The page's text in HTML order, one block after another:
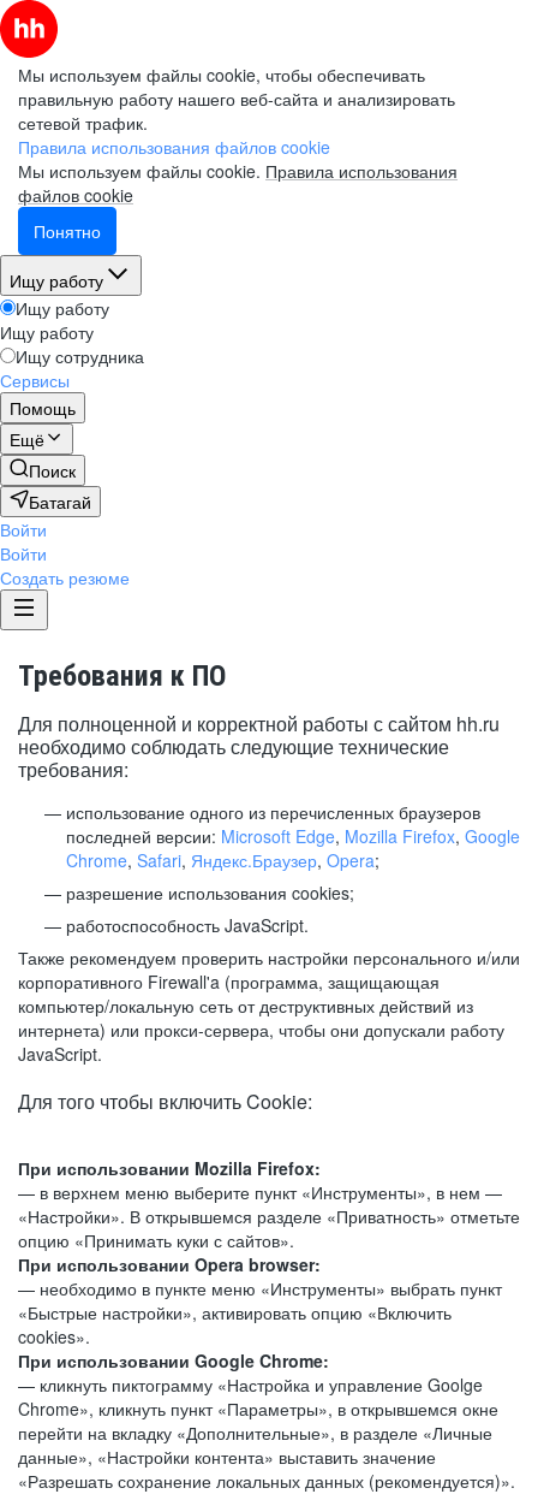
Мы используем файлы cookie, чтобы обеспечивать
правильную работу нашего веб-сайта и анализировать
сетевой трафик.
Правила использования файлов cookie
Мы используем файлы cookie. Правила использования
файлов cookie
Понятно
Ищу работу
Ищу работу
Ищу работу
Ищу сотрудника
Сервисы
Помощь
Ещё
Поиск
Батагай
Войти
Войти
Создать резюме
Требования к ПО
Для полноценной и корректной работы с сайтом hh.ru
необходимо соблюдать следующие технические
требования:
использование одного из перечисленных браузеров
последней версии: Microsoft Edge, Mozilla Firefox, Google
Chrome, Safari, Яндекс.Браузер, Opera;
разрешение использования cookies;
работоспособность JavaScript.
Также рекомендуем проверить настройки персонального и/или
корпоративного Firewall'a (программа, защищающая
компьютер/локальную сеть от деструктивных действий из
интернета) или прокси-сервера, чтобы они допускали работу
JavaScript.
Для того чтобы включить Cookie:
При использовании Mozilla Firefox:
— в верхнем меню выберите пункт «Инструменты», в нем —
«Настройки». В открывшемся разделе «Приватность» отметьте
опцию «Принимать куки с сайтов».
При использовании Opera browser:
— необходимо в пункте меню «Инструменты» выбрать пункт
«Быстрые настройки», активировать опцию «Включить
cookies».
При использовании Google Chrome:
— кликнуть пиктограмму «Настройка и управление Goolge
Chrome», кликнуть пункт «Параметры», в открывшемся окне
перейти на вкладку «Дополнительные», в разделе «Личные
данные», «Настройки контента» выставить значение
«Разрешать сохранение локальных данных (рекомендуется)».